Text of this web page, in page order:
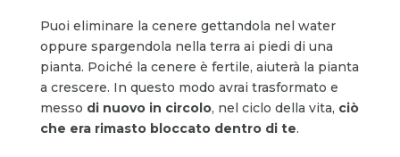
Puoi eliminare la cenere gettandola nel water
oppure spargendola nella terra ai piedi di una
pianta. Poiché la cenere è fertile, aiuterà la pianta
a crescere. In questo modo avrai trasformato e
messo di nuovo in circolo, nel ciclo della vita, ciò
che era rimasto bloccato dentro di te.